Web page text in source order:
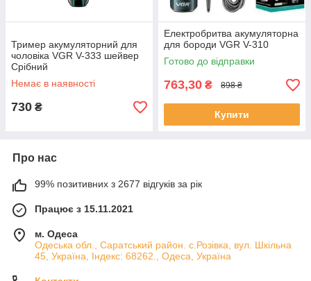
Тример акумуляторний для
чоловіка VGR V-333 шейвер
Срібний
Немає в наявності
730 ₴
Електробритва акумуляторна
для бороди VGR V-310
Готово до відправки
763,30 ₴ 898 ₴
Купити
Про нас
99% позитивних з 2677 відгуків за рік
Працює з 15.11.2021
м. Одеса
Одеська обл., Саратський район. с.Розівка, вул. Шкільна
45, Україна, Індекс: 68262., Одеса, Україна